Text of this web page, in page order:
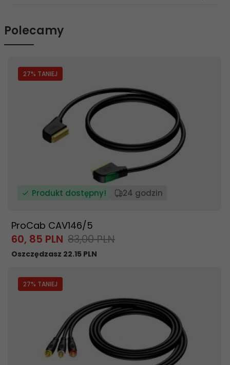
Polecamy
27% TANIEJ
Produkt dostępny! 24 godzin
ProCab CAV146/5
60, 85 PLN 83,00 PLN
Oszczędzasz 22.15 PLN
27% TANIEJ